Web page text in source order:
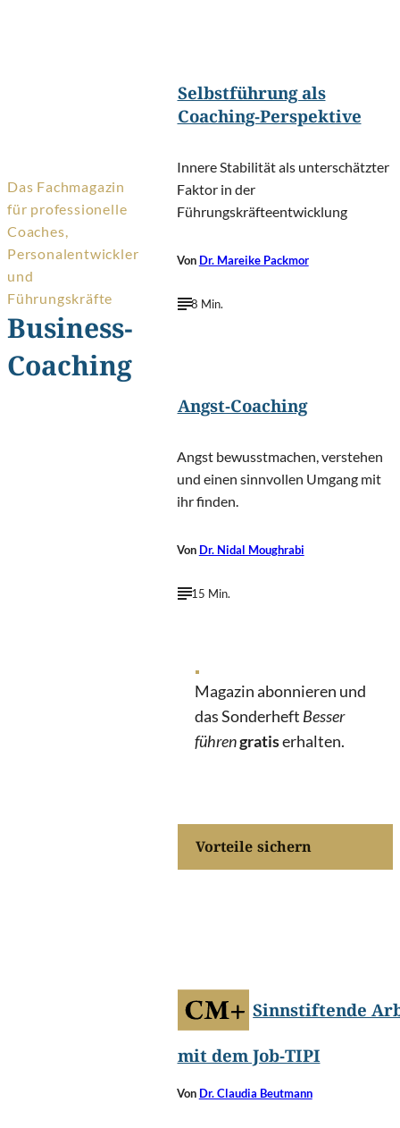
Das Fachmagazin
für professionelle
Coaches,
Personalentwickler
und
Führungskräfte
Business-
Coaching
Selbstführung als
Coaching-Perspektive
Innere Stabilität als unterschätzter
Faktor in der
Führungskräfteentwicklung
Von Dr. Mareike Packmor
8 Min.
Angst-Coaching
Angst bewusstmachen, verstehen
und einen sinnvollen Umgang mit
ihr finden.
Von Dr. Nidal Moughrabi
15 Min.
Magazin abonnieren und
das Sonderheft Besser
führengratiserhalten.
Vorteile sichern
Sinnstiftende
mit dem Job-TIPI
Von Dr. Claudia Beutmann